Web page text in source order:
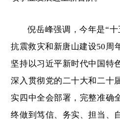
倪岳峰强调，今年是“
抗震救灾和新唐山建设50周
坚持以习近平新时代中国特
深入贯彻党的二十大和二十
实四中全会部署，完整准确
终做到笃信、务实、担当、